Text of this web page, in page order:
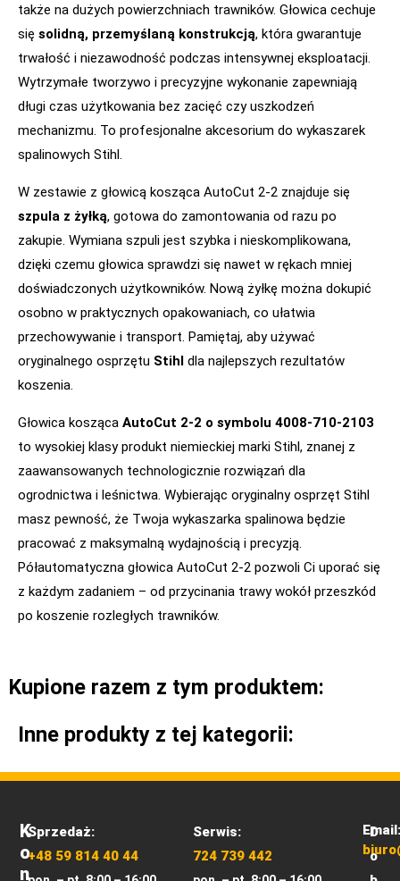
także na dużych powierzchniach trawników. Głowica cechuje
się solidną, przemyślaną konstrukcją, która gwarantuje
trwałość i niezawodność podczas intensywnej eksploatacji.
Wytrzymałe tworzywo i precyzyjne wykonanie zapewniają
długi czas użytkowania bez zacięć czy uszkodzeń
mechanizmu. To profesjonalne akcesorium do wykaszarek
spalinowych Stihl.
W zestawie z głowicą kosząca AutoCut 2-2 znajduje się
szpula z żyłką, gotowa do zamontowania od razu po
zakupie. Wymiana szpuli jest szybka i nieskomplikowana,
dzięki czemu głowica sprawdzi się nawet w rękach mniej
doświadczonych użytkowników. Nową żyłkę można dokupić
osobno w praktycznych opakowaniach, co ułatwia
przechowywanie i transport. Pamiętaj, aby używać
oryginalnego osprzętu Stihl dla najlepszych rezultatów
koszenia.
Głowica kosząca AutoCut 2-2 o symbolu 4008-710-2103
to wysokiej klasy produkt niemieckiej marki Stihl, znanej z
zaawansowanych technologicznie rozwiązań dla
ogrodnictwa i leśnictwa. Wybierając oryginalny osprzęt Stihl
masz pewność, że Twoja wykaszarka spalinowa będzie
pracować z maksymalną wydajnością i precyzją.
Półautomatyczna głowica AutoCut 2-2 pozwoli Ci uporać się
z każdym zadaniem – od przycinania trawy wokół przeszkód
po koszenie rozległych trawników.
Kupione razem z tym produktem:
Inne produkty z tej kategorii:
K
O
N
Sprzedaż:
+48 59 814 40 44
Serwis:
724 739 442
Email:
D
o